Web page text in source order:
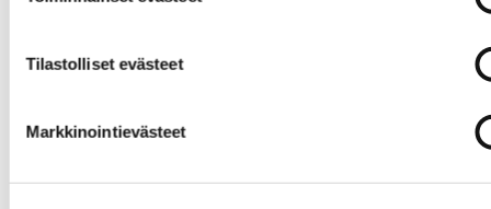
Tilastolliset evästeet
Markkinointievästeet
Tarvitsetko